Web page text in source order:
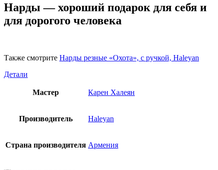
Нарды — хороший подарок для себя и
для дорогого человека
Также смотрите Нарды резные «Охота», с ручкой, Haleyan
Детали
Мастер Карен Халеян
Производитель Haleyan
Страна производителя Армения